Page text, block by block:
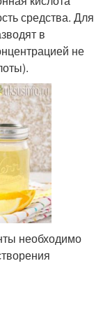
средства. Для
в
не
необходимо